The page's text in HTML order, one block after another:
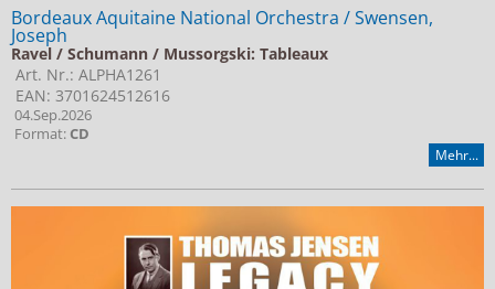
Bordeaux Aquitaine National Orchestra / Swensen,
Joseph
Ravel / Schumann / Mussorgski: Tableaux
Art. Nr.: ALPHA1261
EAN: 3701624512616
04.Sep.2026
Format:CD
Mehr...